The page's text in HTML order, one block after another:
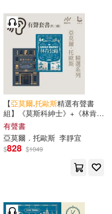
【亞莫爾.托歐斯精選有聲書
組】《莫斯科紳士》+《林肯公
路》 (有聲書)
有聲書
亞莫爾 ． 托歐斯 李靜宜
$828 $1049